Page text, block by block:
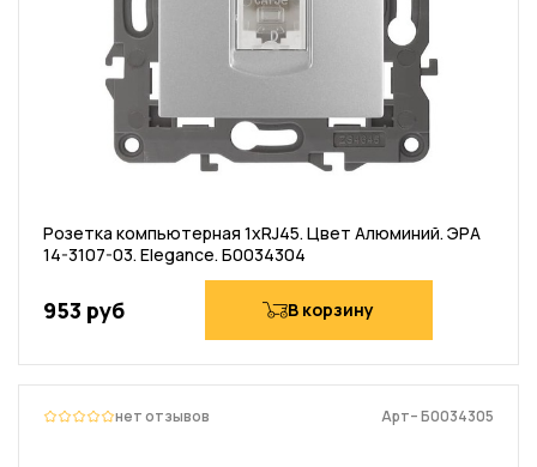
Розетка компьютерная 1хRJ45. Цвет Алюминий. ЭРА
14-3107-03. Elegance. Б0034304
953 руб В корзину
нет отзывов Арт– Б0034305